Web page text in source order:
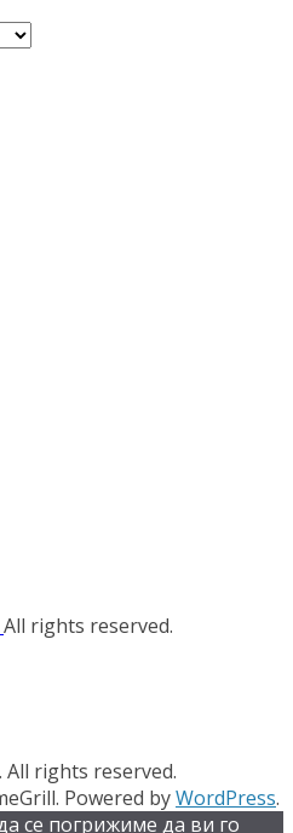
All rights reserved.
. All rights reserved.
Powered byWordPress.
се погрижиме да ви го